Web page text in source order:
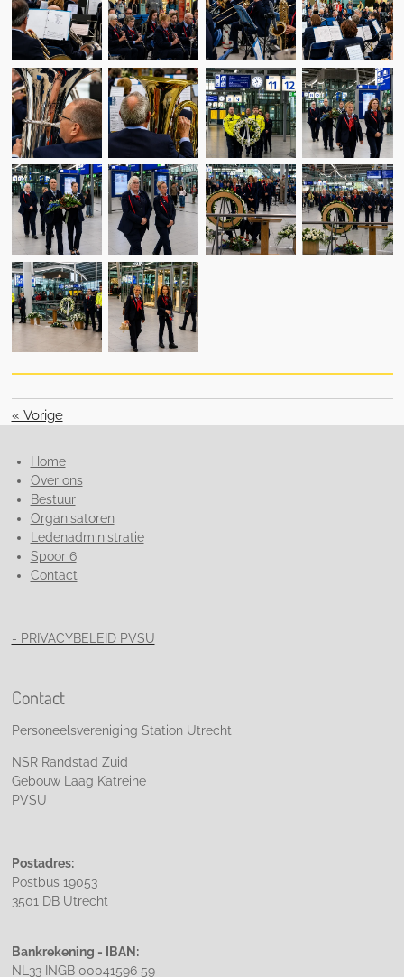
« Vorige
Home
Over ons
Bestuur
Organisatoren
Ledenadministratie
Spoor 6
Contact
- PRIVACYBELEID PVSU
Contact
Personeelsvereniging Station Utrecht
NSR Randstad Zuid
Gebouw Laag Katreine
PVSU
Postadres:
Postbus 19053
3501 DB Utrecht
Bankrekening - IBAN:
NL33 INGB 00041596 59